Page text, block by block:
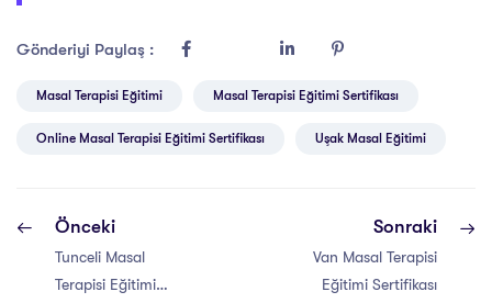
Gönderiyi Paylaş :
Masal Terapisi Eğitimi Masal Terapisi Eğitimi Sertifikası
Online Masal Terapisi Eğitimi Sertifikası Uşak Masal Eğitimi
Önceki
Tunceli Masal
Terapisi Eğitimi
Sonraki
Van Masal Terapisi
Eğitimi Sertifikası